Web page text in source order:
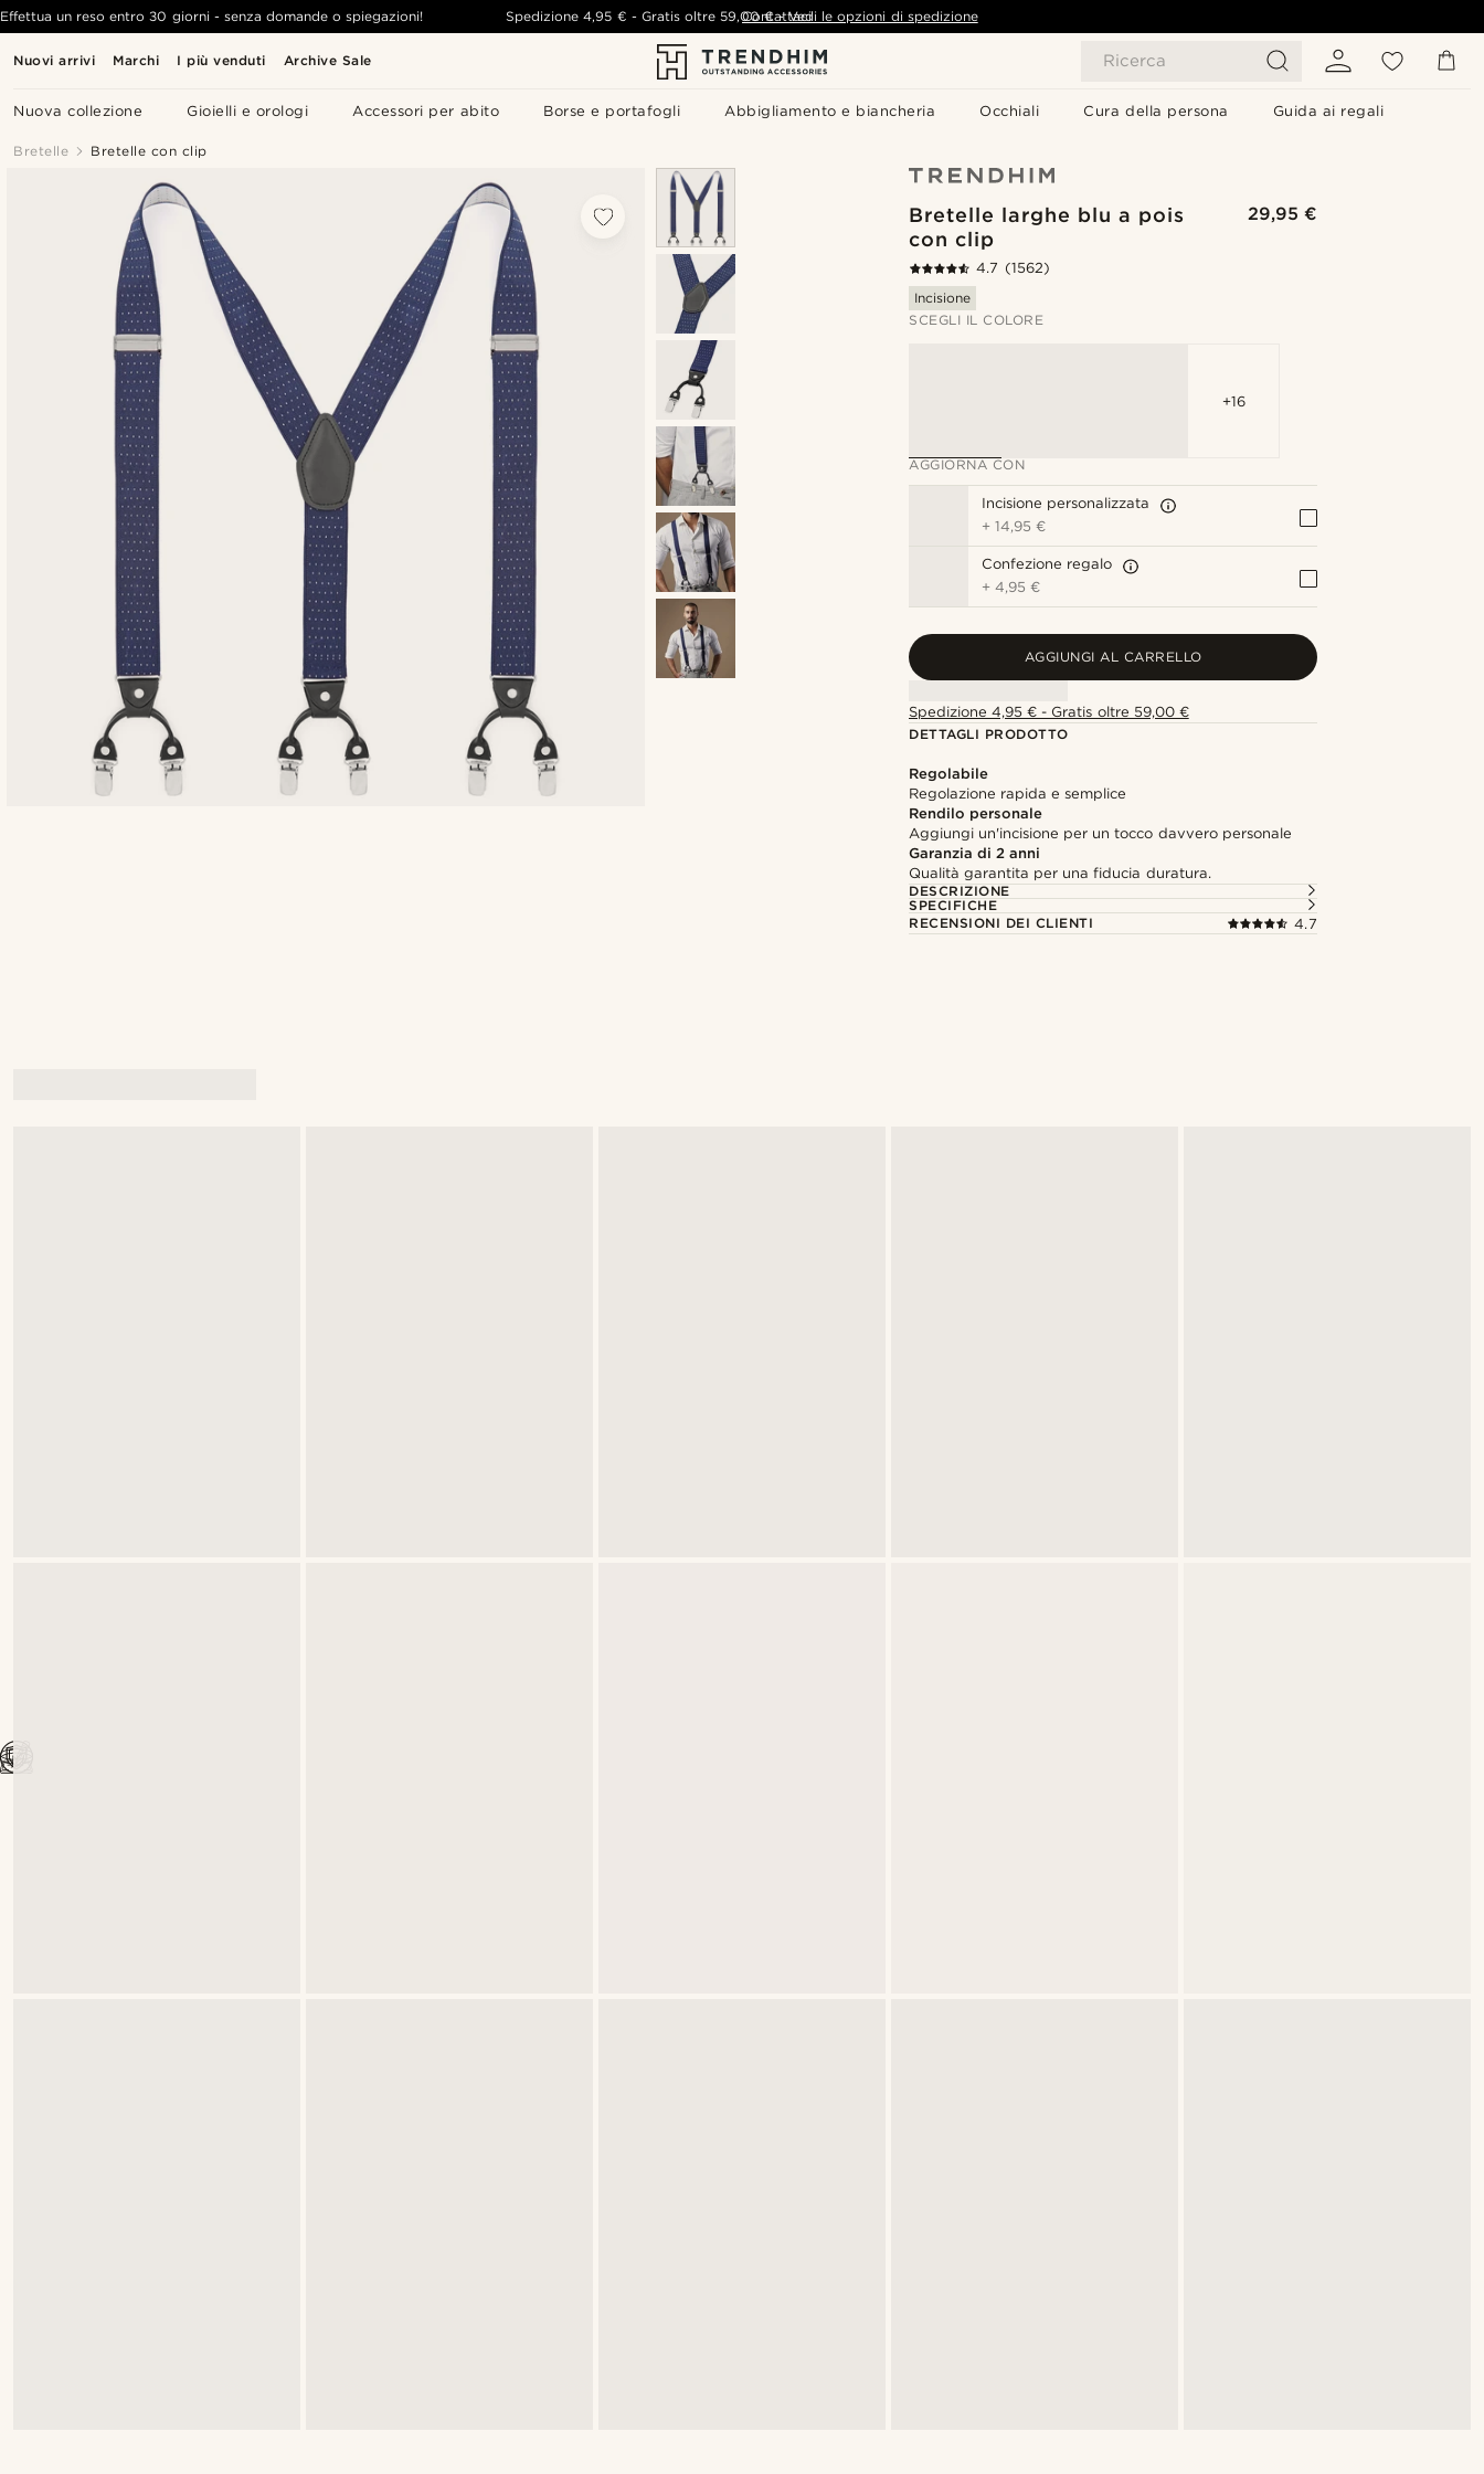
Nuovi arrivi Marchi I più venduti Archive Sale Ricerca
Nuova collezione Gioielli e orologi Accessori per abito Borse e portafogli Abbigliamento e biancheria Occhiali Cura della persona Guida ai regali
Effettua un reso entro 30 giorni - senza domande o spiegazioni! Spedizione 4,95 € - Gratis oltre 59,00 € - Vedi le opzioni di spedizione
Contattaci
Bretelle Bretelle con clip
Bretelle larghe blu a pois
con clip
29,95 €
4.7 (1562)
Incisione
SCEGLI IL COLORE
+16
AGGIORNA CON
Incisione personalizzata
+14,95 €
Confezione regalo
+4,95 €
AGGIUNGI AL CARRELLO
Spedizione 4,95 € - Gratis oltre 59,00 €
DETTAGLI PRODOTTO
Regolabile
Regolazione rapida e semplice
Rendilo personale
Aggiungi un'incisione per un tocco davvero personale
Garanzia di 2 anni
Qualità garantita per una fiducia duratura.
DESCRIZIONE
SPECIFICHE
RECENSIONI DEI CLIENTI
4.7